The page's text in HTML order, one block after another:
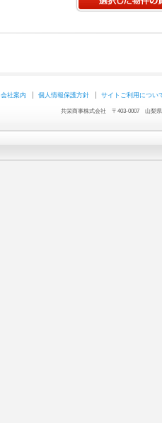
会社案内 個人情報保護方針 サイトご利用につい
共栄商事株式会社 〒403-0007 山梨県